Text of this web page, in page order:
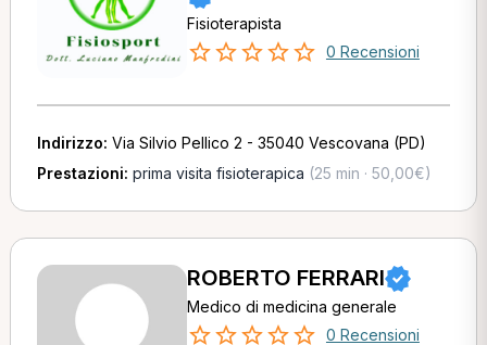
Fisioterapista
0 Recensioni
Indirizzo: Via Silvio Pellico 2 - 35040 Vescovana (PD)
Prestazioni: prima visita fisioterapica (25 min · 50,00€)
ROBERTO FERRARI
Medico di medicina generale
0 Recensioni